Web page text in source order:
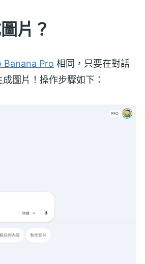
片？
Banana Pro 相同，只要在對話
圖片！操作步驟如下：